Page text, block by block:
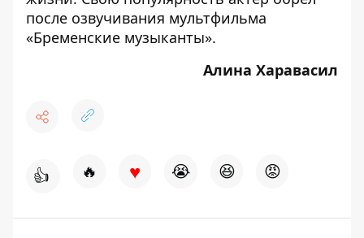
после озвучивания мультфильма
«Бременские музыканты».
Алина Харавасил
👍 🔥 ♥ 😭 😆 😡